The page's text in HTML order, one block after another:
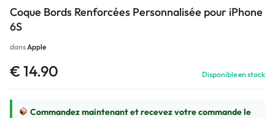
Coque Bords Renforcées Personnalisée pour iPhone
6S
dansApple
€ 14.90 Disponible en stock
Commandez maintenant et recevez votre commande le